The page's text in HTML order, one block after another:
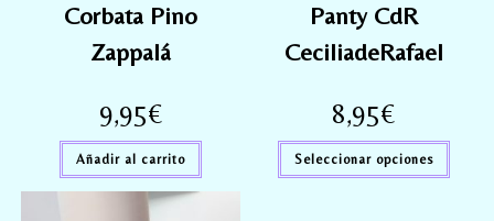
Corbata Pino
Zappalá
9,95€
Añadir al carrito
Panty CdR
CeciliadeRafael
8,95€
Seleccionar opciones